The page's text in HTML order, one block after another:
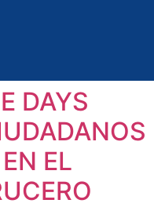
DAYS
EL